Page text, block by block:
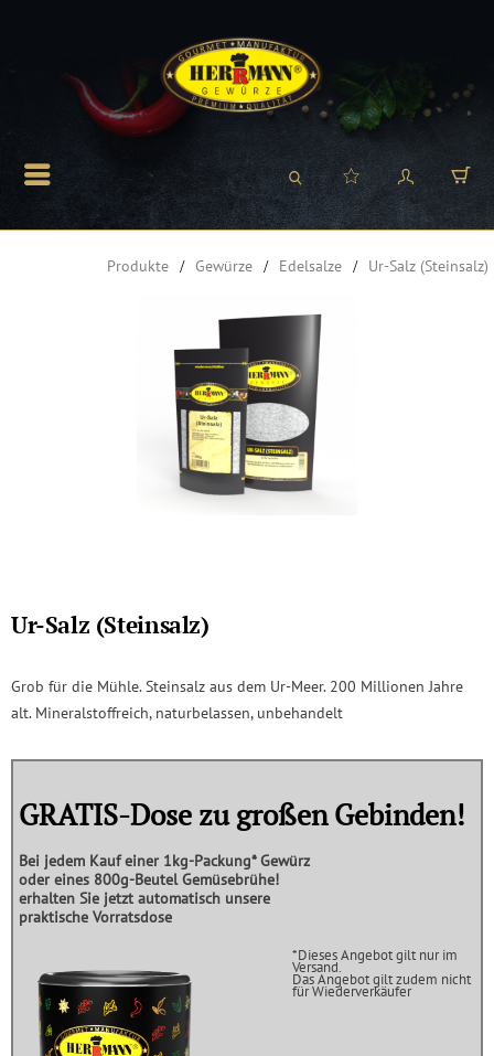
Produkte Gewürze Edelsalze Ur-Salz (Steinsalz)
Ur-Salz (Steinsalz)
Grob für die Mühle. Steinsalz aus dem Ur-Meer. 200 Millionen Jahre
alt. Mineralstoffreich, naturbelassen, unbehandelt
GRATIS-Dose zu großen Gebinden!
Bei jedem Kauf einer 1kg-Packung*Gewürz
oder eines 800g-Beutel Gemüsebrühe!
erhalten Sie jetzt automatisch unsere
praktische Vorratsdose
*Dieses Angebot gilt nur im
Versand.
Das Angebot gilt zudem nicht
für Wiederverkäufer